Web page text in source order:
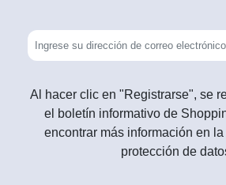
Al hacer clic en "Registrarse", se
el boletín informativo de
encontrar más información en
protección de